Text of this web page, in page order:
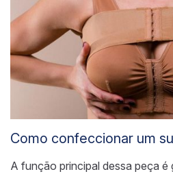
Como confeccionar um
A função principal dessa peça é